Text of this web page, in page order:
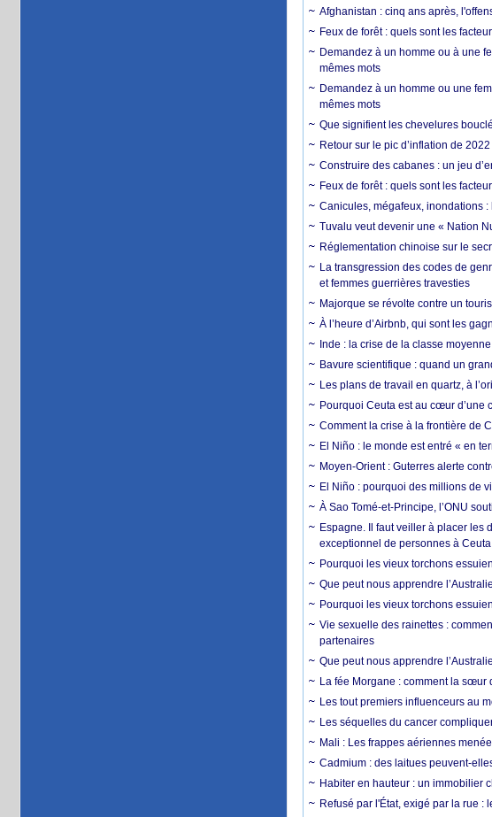
Afghanistan : cinq ans après,
Feux de forêt : quels sont les
Demandez à un homme ou à une
mêmes mots
Demandez à un homme ou une
mêmes mots
Que signifient les chevelures
Retour sur le pic d’inflation de
Construire des cabanes : un jeu
Feux de forêt : quels sont les
Canicules, mégafeux, inondations :
Tuvalu veut devenir une « Nation
Réglementation chinoise sur le
La transgression des codes de
et femmes guerrières travesties
Majorque se révolte contre un
À l’heure d’Airbnb, qui sont les
Inde : la crise de la classe
Bavure scientifique : quand un
Les plans de travail en quartz, à
Pourquoi Ceuta est au cœur d’une
Comment la crise à la frontière de
El Niño : le monde est entré « en
Moyen-Orient : Guterres alerte
El Niño : pourquoi des millions de
À Sao Tomé-et-Principe, l’ONU
Espagne. Il faut veiller à placer les
exceptionnel de personnes à Ceuta
Pourquoi les vieux torchons
Que peut nous apprendre
Pourquoi les vieux torchons
Vie sexuelle des rainettes :
partenaires
Que peut nous apprendre
La fée Morgane : comment la sœur
Les tout premiers influenceurs au
Les séquelles du cancer
Mali : Les frappes aériennes
Cadmium : des laitues peuvent-
Habiter en hauteur : un immobilier
Refusé par l'État, exigé par la rue :